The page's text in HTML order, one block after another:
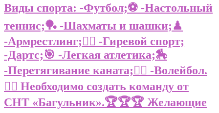
Виды спорта: -Футбол;⚽️ -Настольный
теннис;🏓 -Шахматы и шашки;♟
-Армрестлинг;🤼‍♀️ -Гиревой спорт;
-Дартс;🎯 -Легкая атлетика;🏇
-Перетягивание каната;🤼‍♂️ -Волейбол.
🤽‍♀️ Необходимо создать команду от
СНТ «Багульник».🏆🏆🏆 Желающие